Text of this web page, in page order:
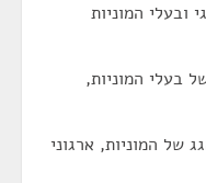
ובעלי המוניות
בעלי המוניות,
של המוניות, ארגוני